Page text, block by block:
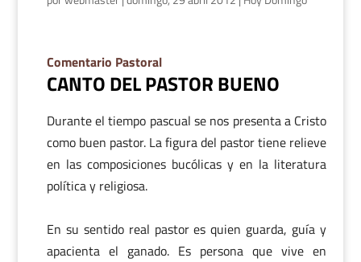
Comentario Pastoral
CANTO DEL PASTOR BUENO
Durante el tiempo pascual se nos presenta a Cristo
como buen pastor. La figura del pastor tiene relieve
en las composiciones bucólicas y en la literatura
política y religiosa.
En su sentido real pastor es quien guarda, guía y
apacienta el ganado. Es persona que vive en